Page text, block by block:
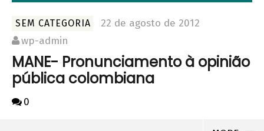
SEM CATEGORIA
22 de agosto de 2012
wp-admin
MANE- Pronunciamento à opinião
pública colombiana
0